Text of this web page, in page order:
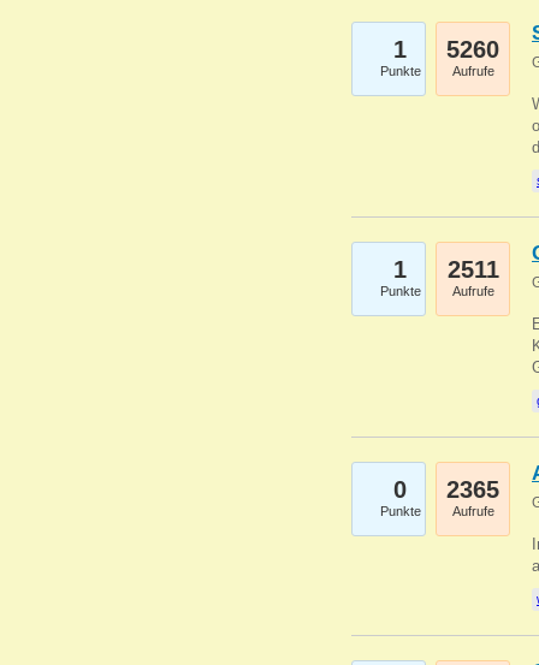
1
Punkte
5260
Aufrufe
1
Punkte
2511
Aufrufe
0
Punkte
2365
Aufrufe